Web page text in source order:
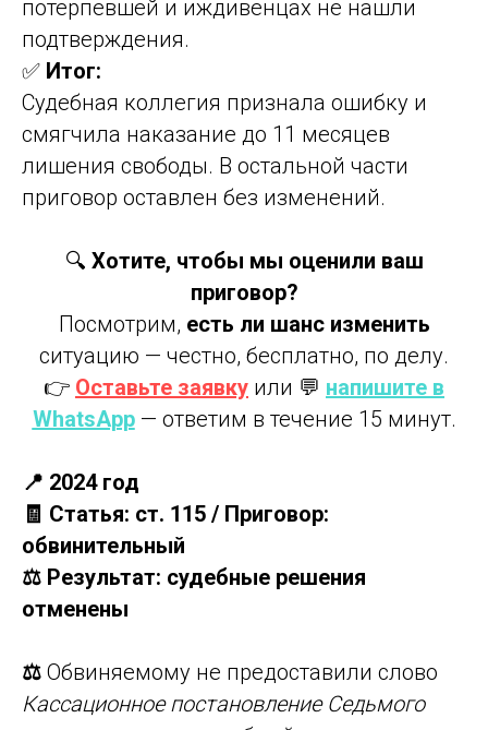
потерпевшей и иждивенцах не нашли
подтверждения.
✅ Итог:
Судебная коллегия признала ошибку и
смягчила наказание до 11 месяцев
лишения свободы. В остальной части
приговор оставлен без изменений.
🔍 Хотите, чтобы мы оценили ваш
приговор?
Посмотрим, есть ли шанс изменить
ситуацию — честно, бесплатно, по делу.
👉 Оставьте заявку или 💬 напишите в
WhatsApp— ответим в течение 15 минут.
📍 2024 год
🧾 Статья: ст. 115 / Приговор:
обвинительный
⚖️ Результат: судебные решения
отменены
⚖️ Обвиняемому не предоставили слово
Кассационное постановление Седьмого